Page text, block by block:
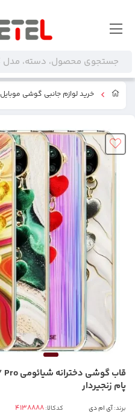
خرید لوازم جانبی گوشی موبایل
پام زنجیردار
برند:آی ام دی کدکالا: